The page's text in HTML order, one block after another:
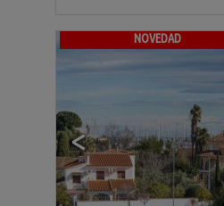
NOVEDAD
<